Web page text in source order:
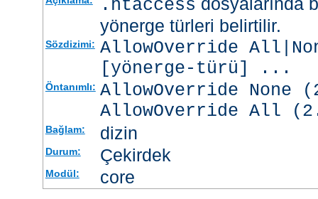
.htaccess
yönerge türleri belirtilir.
Sözdizimi: AllowOverride
[yönerge-türü] ...
Öntanımlı: AllowOverride None
AllowOverride All
Bağlam: dizin
Durum: Çekirdek
Modül: core